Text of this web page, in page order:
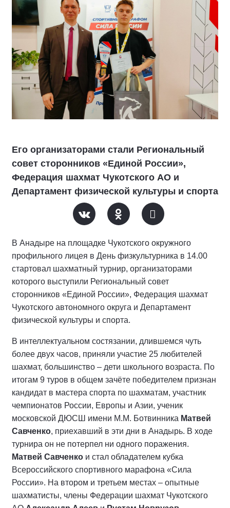
Его организаторами стали Региональный
совет сторонников «Единой России»,
Федерация шахмат Чукотского АО и
Департамент физической культуры и спорта
В Анадыре на площадке Чукотского окружного
профильного лицея в День физкультурника в 14.00
стартовал шахматный турнир, организаторами
которого выступили Региональный совет
сторонников «Единой России», Федерация шахмат
Чукотского автономного округа и Департамент
физической культуры и спорта.
В интеллектуальном состязании, длившемся чуть
более двух часов, приняли участие 25 любителей
шахмат, большинство – дети школьного возраста. По
итогам 9 туров в общем зачёте победителем признан
кандидат в мастера спорта по шахматам, участник
чемпионатов России, Европы и Азии, ученик
московской ДЮСШ имени М.М. Ботвинника Матвей
Савченко, приехавший в эти дни в Анадырь. В ходе
турнира он не потерпел ни одного поражения.
Матвей Савченко и стал обладателем кубка
Всероссийского спортивного марафона «Сила
России». На втором и третьем местах – опытные
шахматисты, члены Федерации шахмат Чукотского